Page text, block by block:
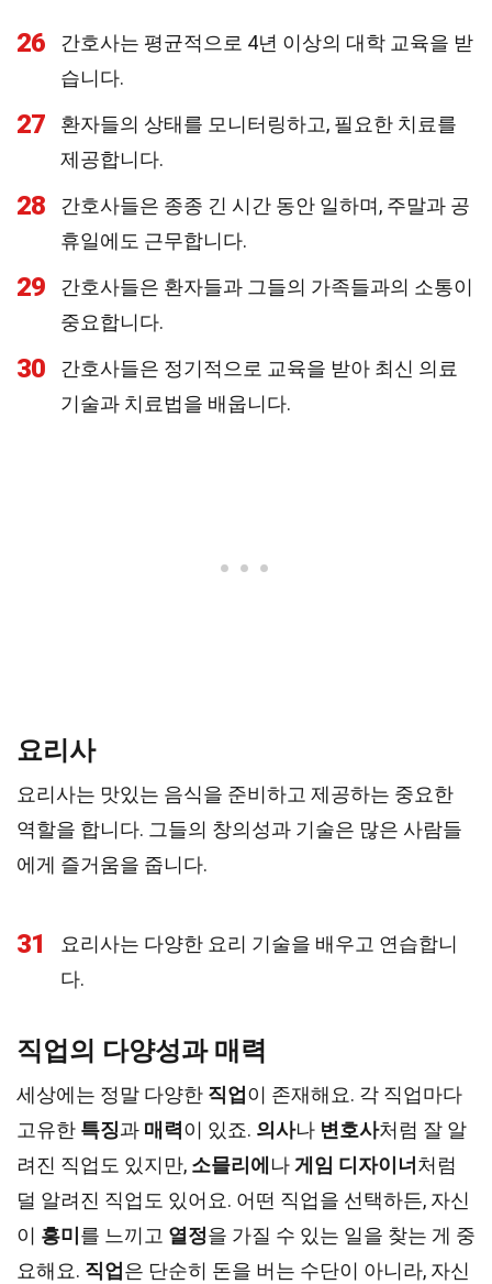
26
간호사는 평균적으로 4년 이상의 대학 교육을 받
습니다.
27
환자들의 상태를 모니터링하고, 필요한 치료를
제공합니다.
28
간호사들은 종종 긴 시간 동안 일하며, 주말과 공
휴일에도 근무합니다.
29
간호사들은 환자들과 그들의 가족들과의 소통이
중요합니다.
30
간호사들은 정기적으로 교육을 받아 최신 의료
기술과 치료법을 배웁니다.
요리사
요리사는 맛있는 음식을 준비하고 제공하는 중요한
역할을 합니다. 그들의 창의성과 기술은 많은 사람들
에게 즐거움을 줍니다.
31
요리사는 다양한 요리 기술을 배우고 연습합니
다.
직업의 다양성과 매력
세상에는 정말 다양한 직업 이 존재해요. 각 직업마다
고유한 특징과 매력이 있죠. 의사나 변호사처럼 잘 알
려진 직업도 있지만, 소믈리에 나게임 디자이너 처럼
덜 알려진 직업도 있어요. 어떤 직업을 선택하든, 자신
이 흥미 를 느끼고 열정을 가질 수 있는 일을 찾는 게 중
요해요. 직업 은 단순히 돈을 버는 수단이 아니라, 자신